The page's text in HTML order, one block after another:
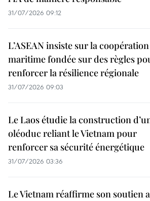
31/07/2026 09:12
L’ASEAN insiste sur la coopération
maritime fondée sur des règles
renforcer la résilience régionale
31/07/2026 09:03
Le Laos étudie la construction
oléoduc reliant le Vietnam pour
renforcer sa sécurité énergétique
31/07/2026 03:36
Le Vietnam réaffirme son soutien